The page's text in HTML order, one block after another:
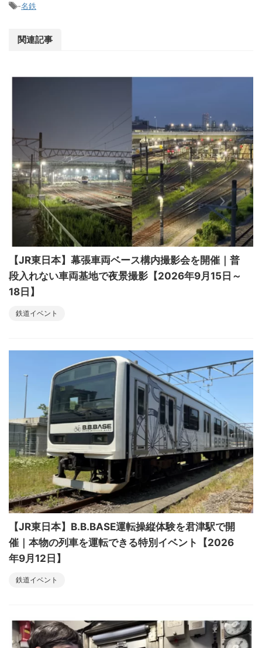
-名鉄
関連記事
【JR東日本】幕張車両ベース構内撮影会を開催｜普
段入れない車両基地で夜景撮影【2026年9月15日～
18日】
鉄道イベント
【JR東日本】B.B.BASE運転操縦体験を君津駅で開
催｜本物の列車を運転できる特別イベント【2026
年9月12日】
鉄道イベント